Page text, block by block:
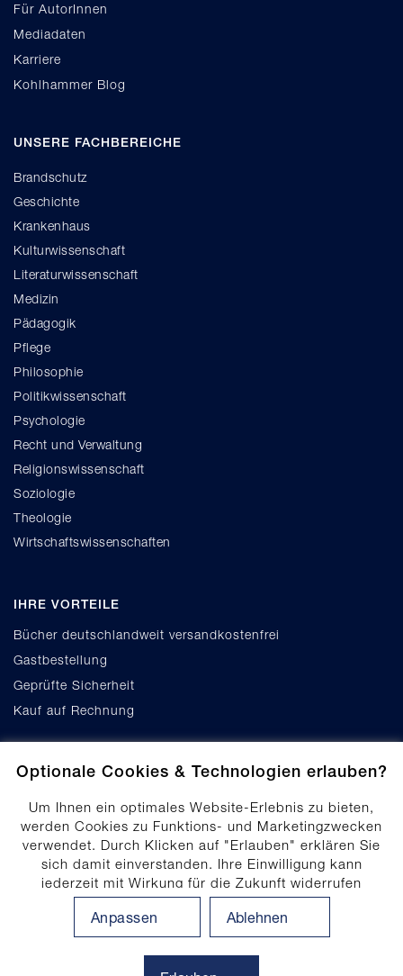
Optionale Cookies & Technologien erlauben?
Um Ihnen ein optimales Website-Erlebnis zu bieten,
werden Cookies zu Funktions- und Marketingzwecken
verwendet. Durch Klicken auf "Erlauben" erklären Sie
sich damit einverstanden. Ihre Einwilligung kann
jederzeit mit Wirkung für die Zukunft widerrufen
werden. Ihre Einwilligungs-Einstellungen können durch
Klicken auf "Anpassen" angepasst werden. Weitere
Informationen finden Sie in unserem
Datenschutzhinweis
Anpassen Ablehnen
Für AutorInnen
Mediadaten
Karriere
Kohlhammer Blog
UNSERE FACHBEREICHE
Brandschutz
Geschichte
Krankenhaus
Kulturwissenschaft
Literaturwissenschaft
Medizin
Pädagogik
Pflege
Philosophie
Politikwissenschaft
Psychologie
Recht und Verwaltung
Religionswissenschaft
Soziologie
Theologie
Wirtschaftswissenschaften
IHRE VORTEILE
Bücher deutschlandweit versandkostenfrei
Gastbestellung
Geprüfte Sicherheit
Kauf auf Rechnung
Cookie-Einstellungen
Datenschutz
Produktsicherheit
Erklärung zur Barrierefreiheit